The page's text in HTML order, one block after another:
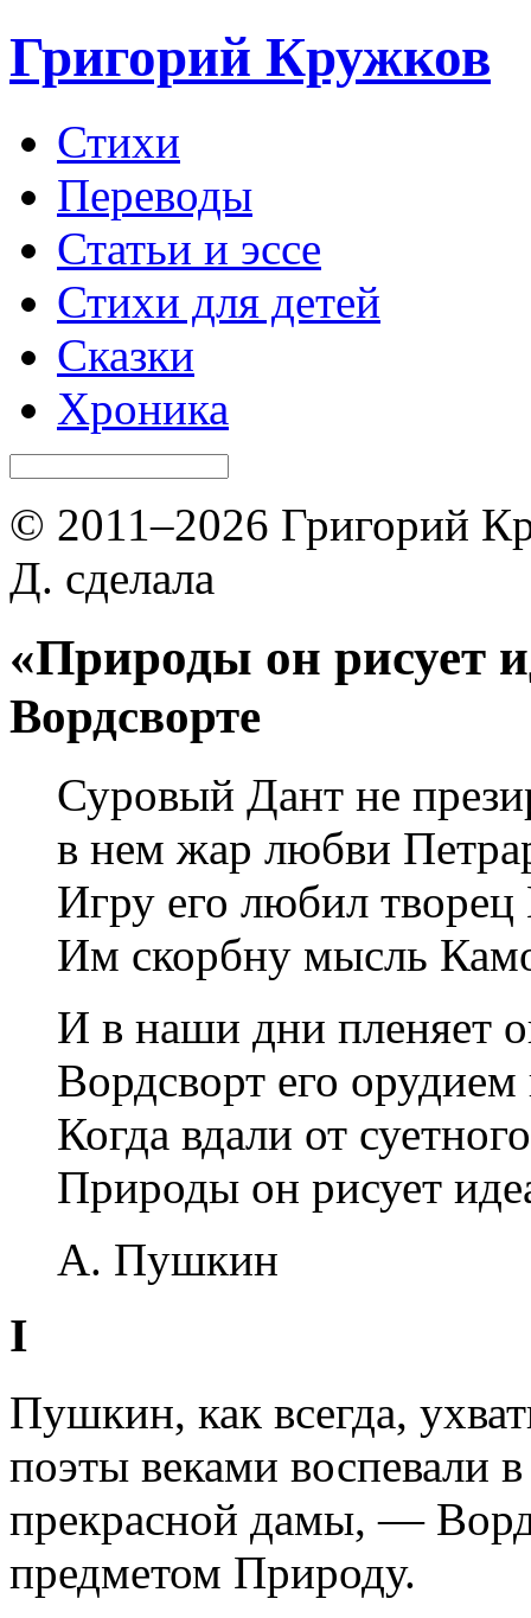
Григорий Кружков
Стихи
Переводы
Статьи и эссе
Стихи для детей
Сказки
Хроника
© 2011–2026 Григорий
Д. сделала
«Природы он рисует
Вордсворте
Суровый Дант не
в нем жар любви
Игру его любил творец
Им скорбну мысль
И в наши дни пленяет
Вордсворт его орудием
Когда вдали от
Природы он рисует
А. Пушкин
I
Пушкин, как всегда,
поэты веками воспевали
прекрасной дамы, —
предметом Природу.